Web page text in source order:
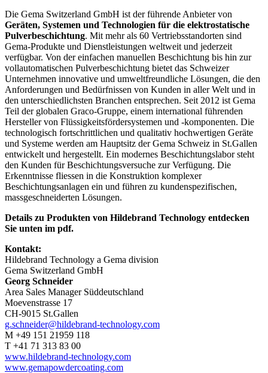
Die Gema Switzerland GmbH ist der führende Anbieter von
Geräten, Systemen und Technologien für die elektrostatische
Pulverbeschichtung. Mit mehr als 60 Vertriebsstandorten sind
Gema-Produkte und Dienstleistungen weltweit und jederzeit
verfügbar. Von der einfachen manuellen Beschichtung bis hin zur
vollautomatischen Pulverbeschichtung bietet das Schweizer
Unternehmen innovative und umweltfreundliche Lösungen, die den
Anforderungen und Bedürfnissen von Kunden in aller Welt und in
den unterschiedlichsten Branchen entsprechen. Seit 2012 ist Gema
Teil der globalen Graco-Gruppe, einem international führenden
Hersteller von Flüssigkeitsfördersystemen und -komponenten. Die
technologisch fortschrittlichen und qualitativ hochwertigen Geräte
und Systeme werden am Hauptsitz der Gema Schweiz in St.Gallen
entwickelt und hergestellt. Ein modernes Beschichtungslabor steht
den Kunden für Beschichtungsversuche zur Verfügung. Die
Erkenntnisse fliessen in die Konstruktion komplexer
Beschichtungsanlagen ein und führen zu kundenspezifischen,
massgeschneiderten Lösungen.
Details zu Produkten von Hildebrand Technology entdecken
Sie unten im pdf.
Kontakt:
Hildebrand Technology a Gema division
Gema Switzerland GmbH
Georg Schneider
Area Sales Manager Süddeutschland
Moevenstrasse 17
CH-9015 St.Gallen
g.schneider@hildebrand-technology.com
M +49 151 21959 118
T +41 71 313 83 00
www.hildebrand-technology.com
www.gemapowdercoating.com